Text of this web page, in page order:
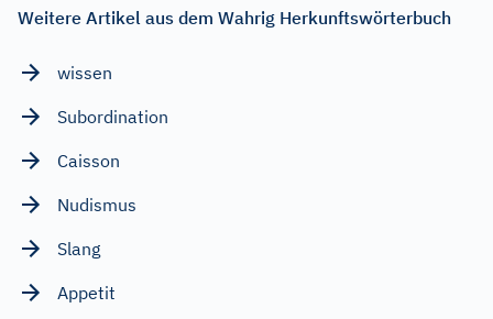
Weitere Artikel aus dem Wahrig Herkunftswörterbuch
wissen
Subordination
Caisson
Nudismus
Slang
Appetit